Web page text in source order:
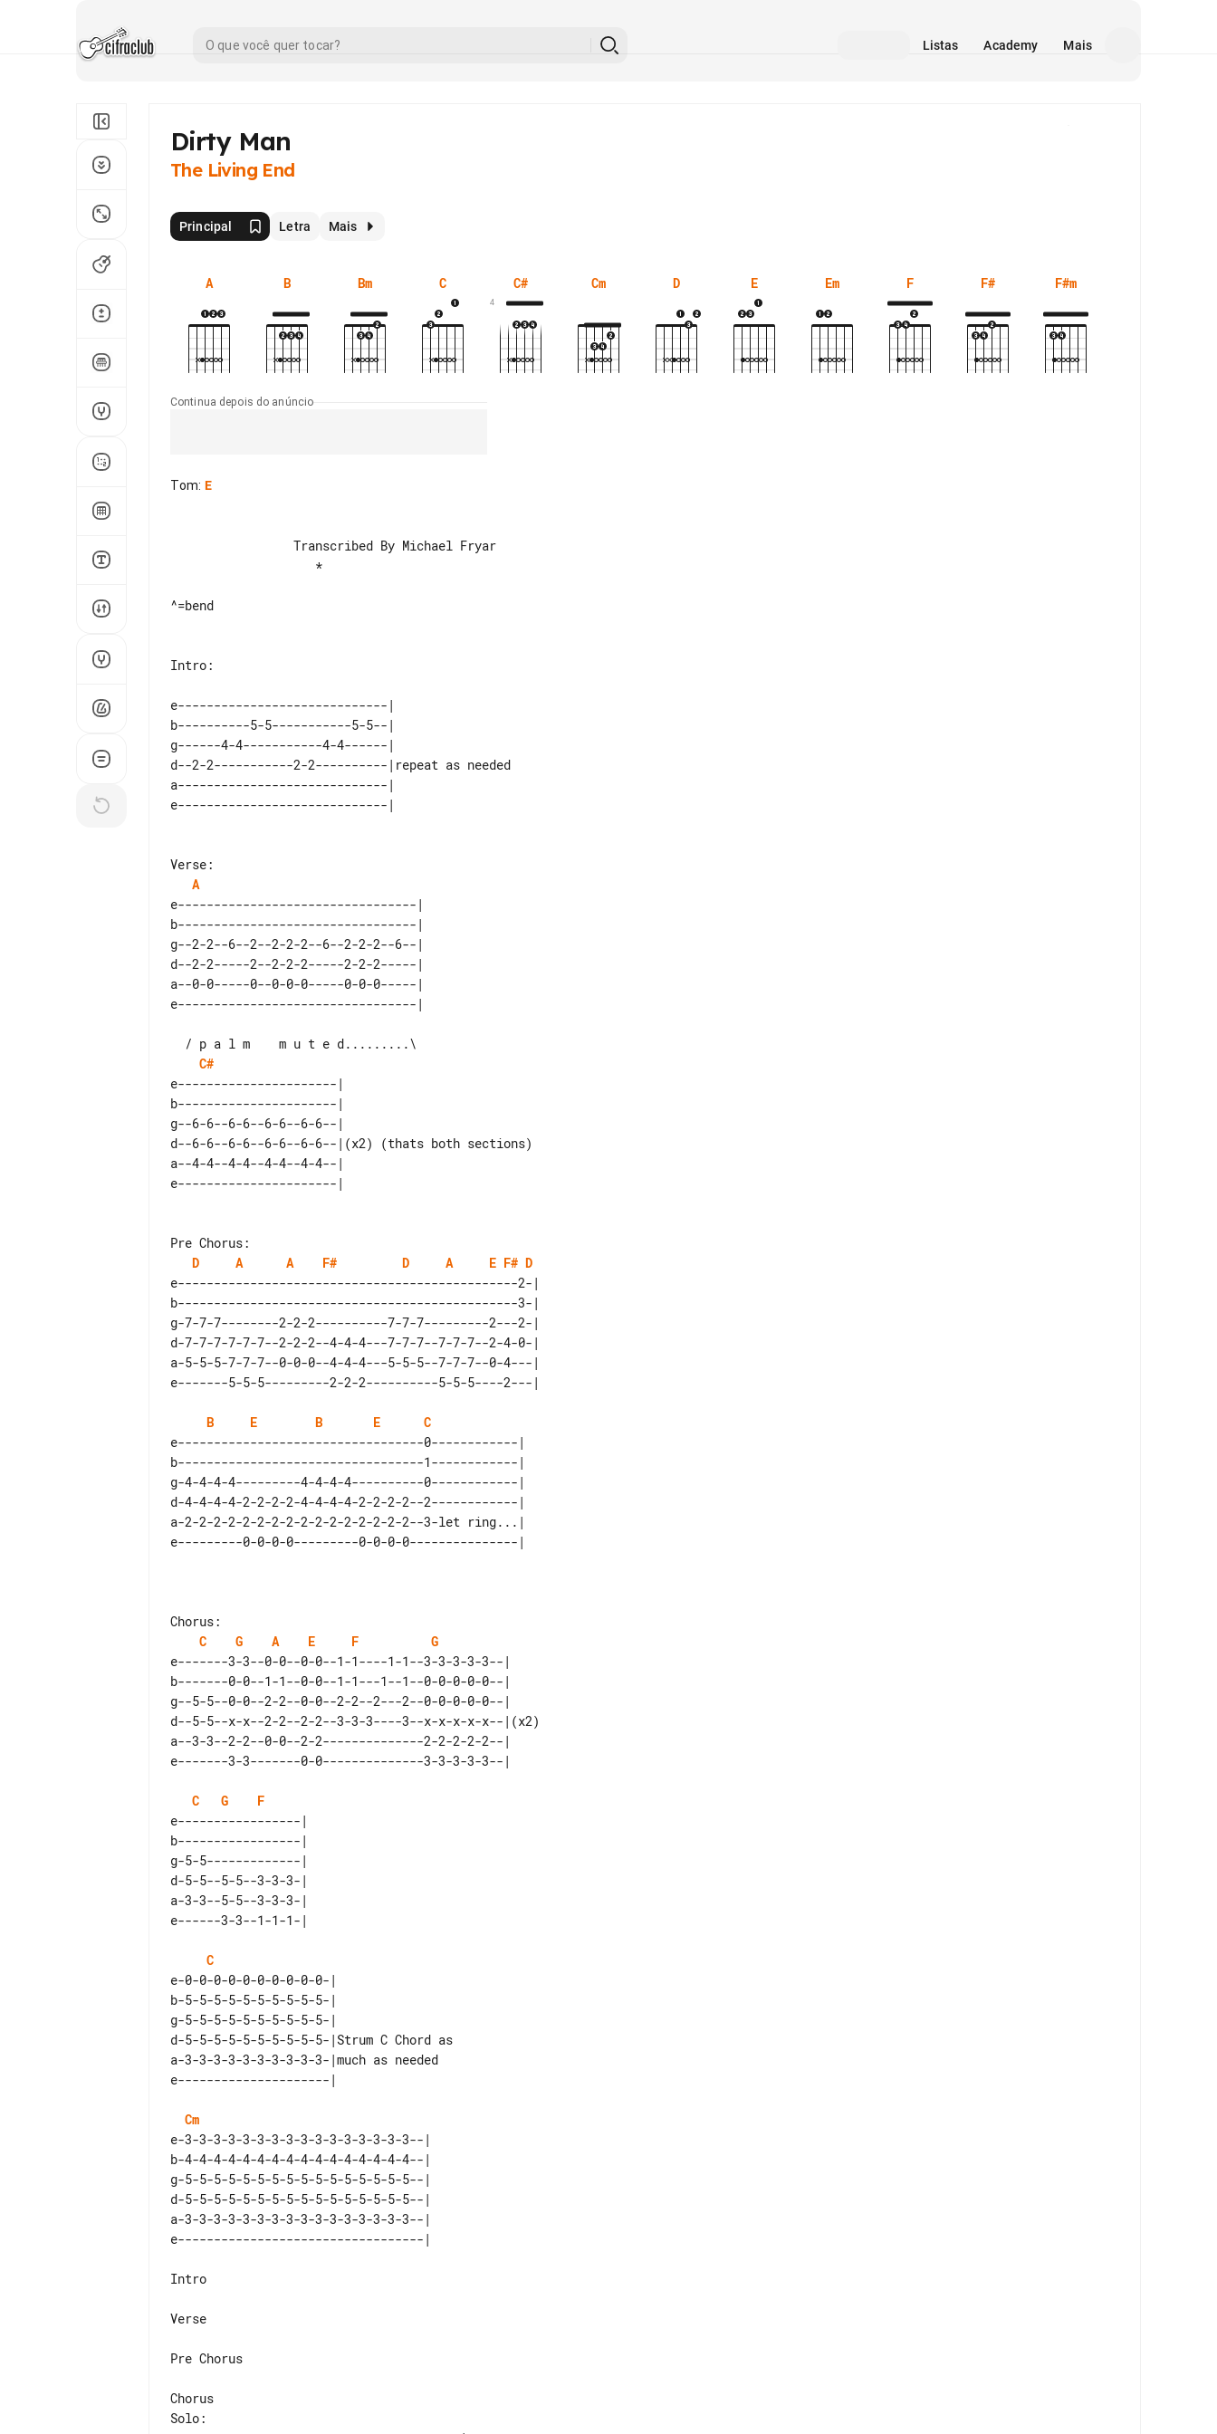
Listas Academy Mais
Dirty Man
The Living End
Principal Letra Mais
A B Bm C C#
4
Cm D E Em F F# F#m
Continua depois do anúncio
Tom: E
^=bend
Intro:
e-----------------------------|
b----------5-5-----------5-5--|
g------4-4-----------4-4------|
d--2-2-----------2-2----------|repeat as needed
a-----------------------------|
A
e---------------------------------|
b---------------------------------|
g--2-2--6--2--2-2-2--6--2-2-2--6--|
d--2-2-----2--2-2-2-----2-2-2-----|
a--0-0-----0--0-0-0-----0-0-0-----|
C#
e----------------------|
b----------------------|
g--6-6--6-6--6-6--6-6--|
d--6-6--6-6--6-6--6-6--|(x2) (thats both sections)
a--4-4--4-4--4-4--4-4--|
D
A A F# D A E F# D
e-----------------------------------------------2-|
b-----------------------------------------------3-|
g-7-7-7--------2-2-2----------7-7-7---------2---2-|
d-7-7-7-7-7-7--2-2-2--4-4-4---7-7-7--7-7-7--2-4-0-|
a-5-5-5-7-7-7--0-0-0--4-4-4---5-5-5--7-7-7--0-4---|
B E B E
C
e----------------------------------0------------|
b----------------------------------1------------|
g-4-4-4-4---------4-4-4-4----------0------------|
d-4-4-4-4-2-2-2-2-4-4-4-4-2-2-2-2--2------------|
a-2-2-2-2-2-2-2-2-2-2-2-2-2-2-2-2--3-let ring...|
C
G A E F
G
e-------3-3--0-0--0-0--1-1----1-1--3-3-3-3-3--|
b-------0-0--1-1--0-0--1-1---1--1--0-0-0-0-0--|
g--5-5--0-0--2-2--0-0--2-2--2---2--0-0-0-0-0--|
d--5-5--x-x--2-2--2-2--3-3-3----3--x-x-x-x-x--|(x2)
a--3-3--2-2--0-0--2-2--------------2-2-2-2-2--|
C G
F
e-----------------|
b-----------------|
g-5-5-------------|
d-5-5--5-5--3-3-3-|
a-3-3--5-5--3-3-3-|
C
e-0-0-0-0-0-0-0-0-0-0-|
b-5-5-5-5-5-5-5-5-5-5-|
g-5-5-5-5-5-5-5-5-5-5-|
d-5-5-5-5-5-5-5-5-5-5-|Strum C Chord as
a-3-3-3-3-3-3-3-3-3-3-|much as needed
Cm
e-3-3-3-3-3-3-3-3-3-3-3-3-3-3-3-3--|
b-4-4-4-4-4-4-4-4-4-4-4-4-4-4-4-4--|
g-5-5-5-5-5-5-5-5-5-5-5-5-5-5-5-5--|
d-5-5-5-5-5-5-5-5-5-5-5-5-5-5-5-5--|
a-3-3-3-3-3-3-3-3-3-3-3-3-3-3-3-3--|
Intro
Verse
Pre Chorus
Solo: